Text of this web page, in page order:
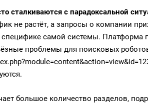
сталкиваются с парадоксальной
не растёт, а запросы о компании
самой системы. Платформа
проблемы для поисковых
большое количество разделов,